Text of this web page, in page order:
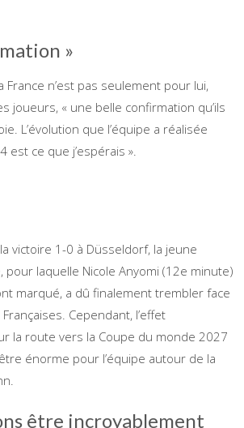
»
n’est pas seulement pour lui,
joueurs, « une belle confirmation qu’ils
L’évolution que l’équipe a réalisée
ce que j’espérais ».
victoire 1-0 à Düsseldorf, la jeune
pour laquelle Nicole Anyomi (12e minute)
marqué, a dû finalement trembler face
Cependant, l’effet
la route vers la Coupe du monde 2027
énorme pour l’équipe autour de la
être incroyablement